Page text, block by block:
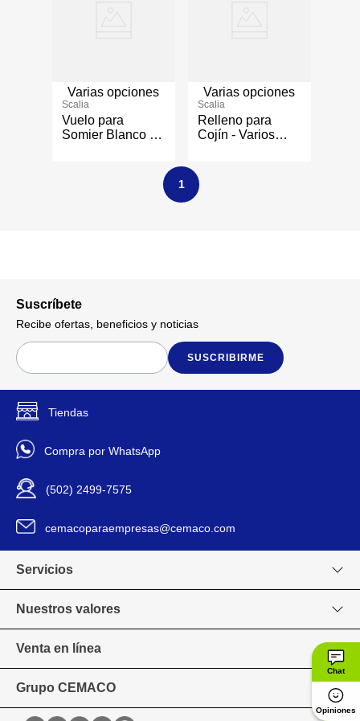
Varias opciones
Scalia
Vuelo para
Somier Blanco -
Varias opciones
Scalia
Relleno para
Cojín - Varios
1
Suscríbete
Recibe ofertas, beneficios y noticias
SUSCRIBIRME
Tiendas
Compra por WhatsApp
(502) 2499-7575
cemacoparaempresas@cemaco.com
Servicios
Nuestros valores
Venta en línea
Grupo CEMACO
Chat
Opiniones